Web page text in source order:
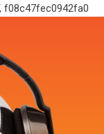
f08c47fec0942fa0